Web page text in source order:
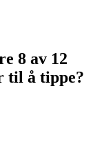
8 av 12
til å tippe?